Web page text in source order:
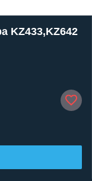
KZ433,KZ642